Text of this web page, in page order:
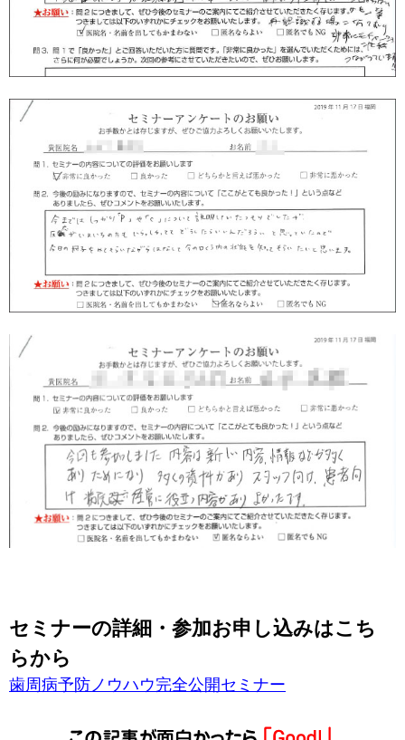
セミナーの詳細・参加お申し込みはこち
らから
歯周病予防ノウハウ完全公開セミナー